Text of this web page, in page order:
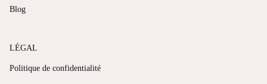
Blog
LÉGAL
Politique de confidentialité